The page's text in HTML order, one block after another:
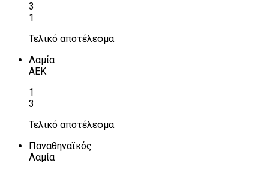
3
1
Τελικό αποτέλεσμα
Λαμία
ΑΕΚ
1
3
Τελικό αποτέλεσμα
Παναθηναϊκός
Λαμία